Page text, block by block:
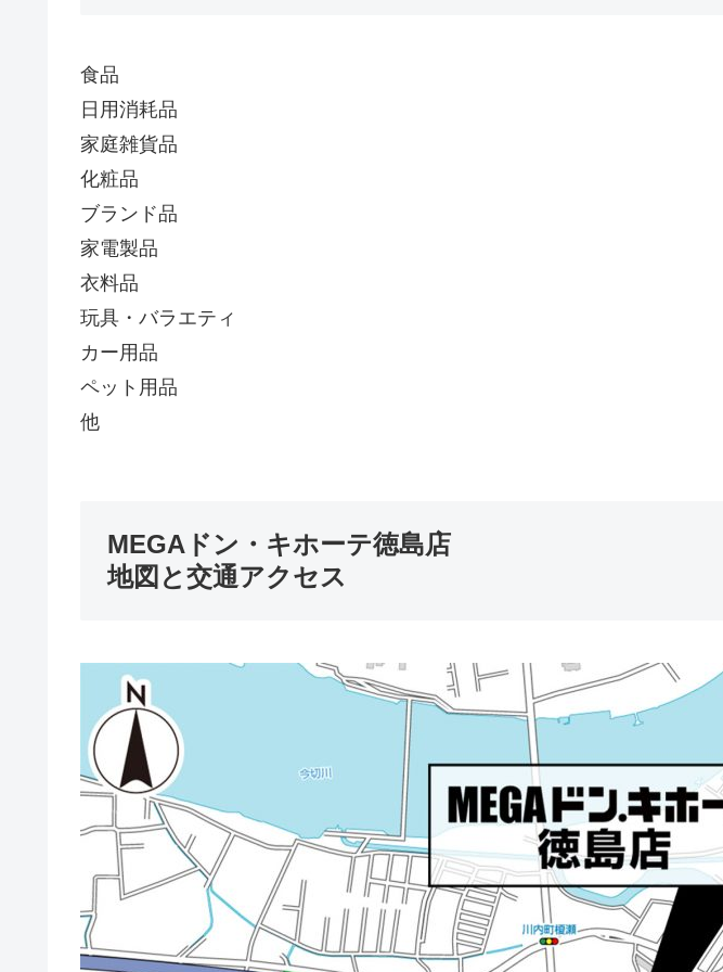
食品
日用消耗品
家庭雑貨品
化粧品
ブランド品
家電製品
衣料品
玩具・バラエティ
カー用品
ペット用品
他
MEGAドン・キホーテ徳島店
地図と交通アクセス